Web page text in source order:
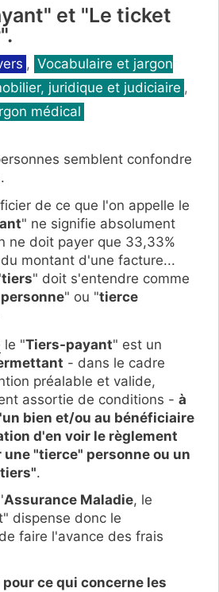
et "Le ticket
, Vocabulaire et jargon
juridique et judiciaire ,
médical
semblent confondre
.
de ce que l'on appelle le
" ne signifie absolument
ne doit payer que 33,33%
montant d'une facture...
tiers" doit s'entendre comme
" ou "tierce
le "Tiers-payant" est un
- dans le cadre
préalable et valide,
assortie de conditions - à
bien et/ou au bénéficiaire
d'en voir le règlement
"tierce" personne ou un
.
Assurance Maladie, le
dispense donc le
faire l'avance des frais
pour ce qui concerne les